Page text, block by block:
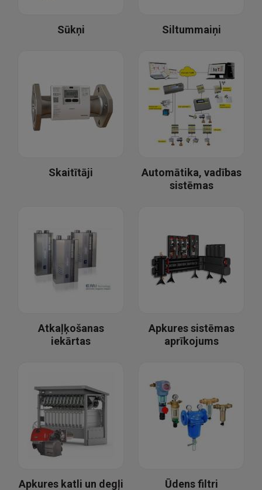
Sūkņi Siltummaiņi
Skaitītāji
Automātika, vadības
sistēmas
Atkaļķošanas
iekārtas
Apkures sistēmas
aprīkojums
Apkures katli un degļi Ūdens filtri